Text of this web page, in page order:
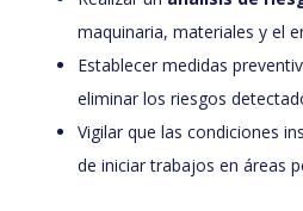
maquinaria, materiales y el
Establecer medidas
eliminar los riesgos
Vigilar que las condiciones
de iniciar trabajos en áreas